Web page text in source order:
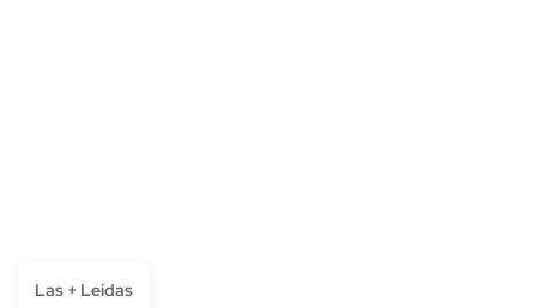
Las + Leídas